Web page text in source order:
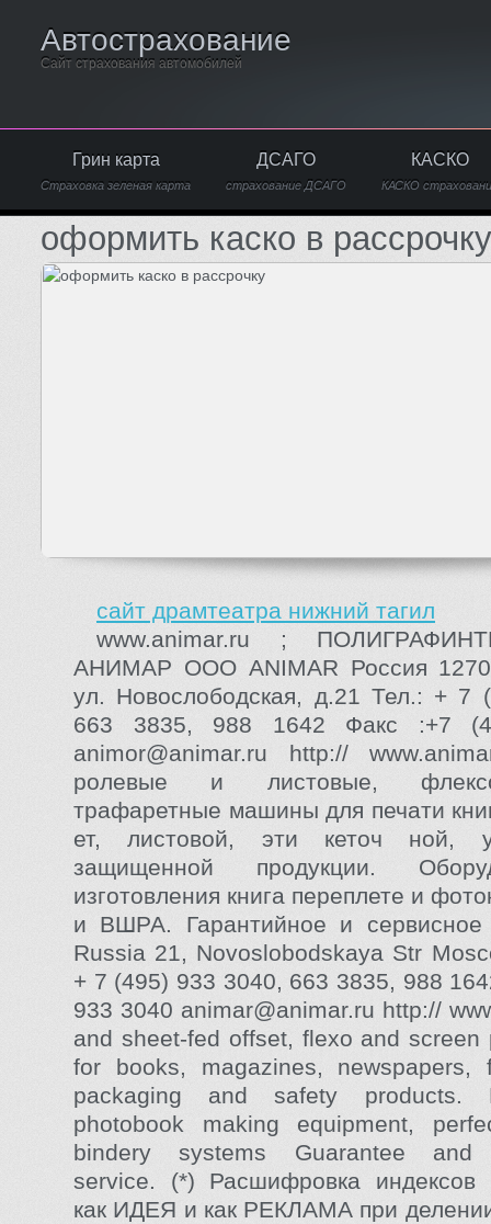
Автострахование
Сайт страхования автомобилей
Грин карта
Страховка зеленая карта
ДСАГО
страхование ДСАГО
КАСКО
КАСКО
оформить каско в рассрочку
сайт драмтеатра нижний тагил
www.animar.ru ;
АНИМАР ООО ANIMAR Россия
ул. Новослободская, д.21 Тел.: + 7
663 3835, 988 1642 Факс :+7
animor@animar.ru http://
ролевые и листовые,
трафаретные машины для печати
ет, листовой, эти кеточ ной,
защищенной продукции.
изготовления книга переплете и
и ВШРА. Гарантийное и сервисное
Russia 21, Novoslobodskaya Str
+ 7 (495) 933 3040, 663 3835, 988
933 3040 animar@animar.ru http://
and sheet-fed offset, flexo and screen
for books, magazines, newspapers,
packaging and safety products.
photobook making equipment,
bindery systems Guarantee and
service. (*) Расшифровка
как ИДЕЯ и как РЕКЛАМА при